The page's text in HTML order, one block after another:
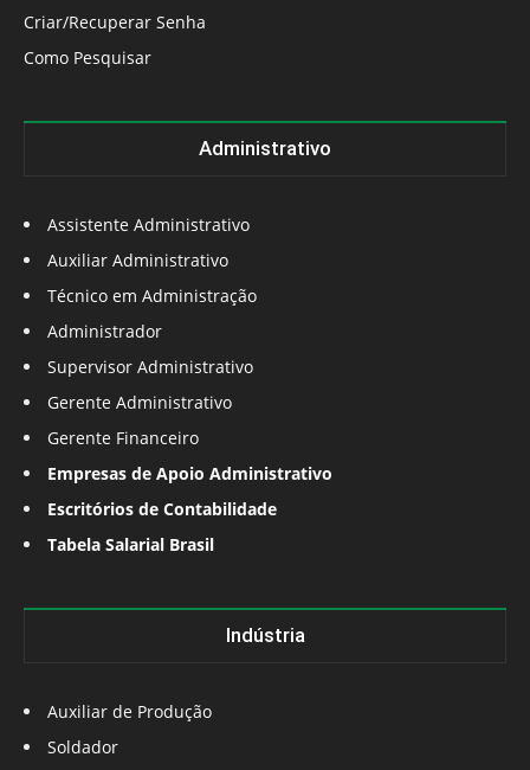
Criar/Recuperar Senha
Como Pesquisar
Administrativo
Assistente Administrativo
Auxiliar Administrativo
Técnico em Administração
Administrador
Supervisor Administrativo
Gerente Administrativo
Gerente Financeiro
Empresas de Apoio Administrativo
Escritórios de Contabilidade
Tabela Salarial Brasil
Indústria
Auxiliar de Produção
Soldador